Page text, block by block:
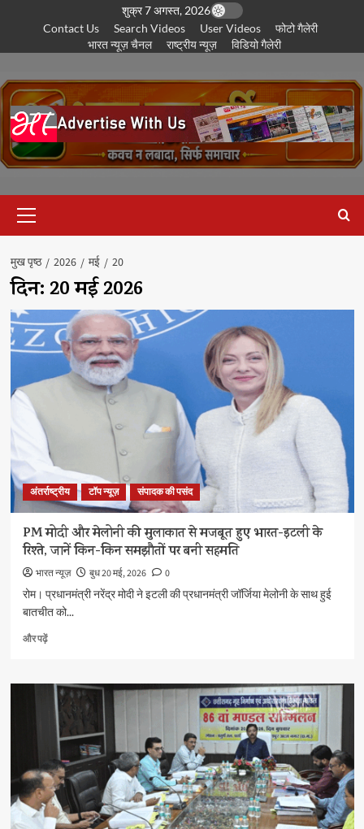
पर
शुक्र 7 अगस्त, 2026
Contact Us
Search Videos User Videos
फोटो गैलेरी
भारत न्यूज़ चैनल
राष्ट्रीय न्यूज़ विडियो गैलेरी
सूची
मुख पृष्ठ 2026 मई 20
दिन:20 मई 2026
अंतर्राष्ट्रीय टॉप न्यूज़ संपादक की पसंद
PM मोदी और मेलोनी की मुलाकात से मजबूत हुए भारत-इटली के
रिश्ते, जानें किन-किन समझौतों पर बनी सहमति
भारत न्यूज़ बुध 20 मई, 2026
0
रोम। प्रधानमंत्री नरेंद्र मोदी ने इटली की प्रधानमंत्री जॉर्जिया मेलोनी के साथ हुई
बातचीत को...
और पढ़ेंPM
मेलोनी
मुलाकात
मजबूत
हुए
भारत-
इटली
के
रिश्ते,